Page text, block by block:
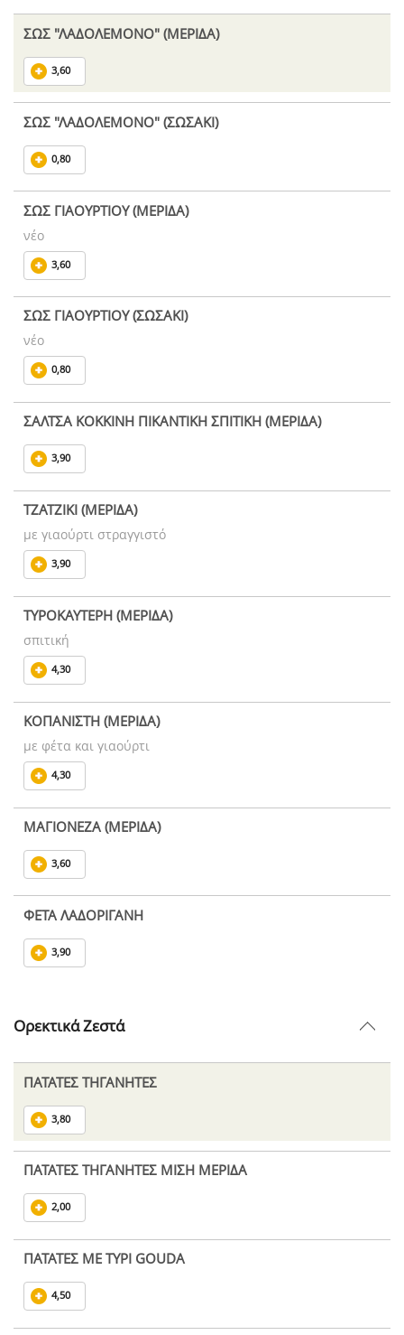
ΣΩΣ "ΛΑΔΟΛΕΜΟΝΟ" (ΜΕΡΙΔΑ)
3,60
ΣΩΣ "ΛΑΔΟΛΕΜΟΝΟ" (ΣΩΣΑΚΙ)
0,80
ΣΩΣ ΓΙΑΟΥΡΤΙΟΥ (ΜΕΡΙΔΑ)
νέο
3,60
ΣΩΣ ΓΙΑΟΥΡΤΙΟΥ (ΣΩΣΑΚΙ)
νέο
0,80
ΣΑΛΤΣΑ ΚΟΚΚΙΝΗ ΠΙΚΑΝΤΙΚΗ ΣΠΙΤΙΚΗ (ΜΕΡΙΔΑ)
3,90
ΤΖΑΤΖΙΚΙ (ΜΕΡΙΔΑ)
με γιαούρτι στραγγιστό
3,90
ΤΥΡΟΚΑΥΤΕΡΗ (ΜΕΡΙΔΑ)
σπιτική
4,30
ΚΟΠΑΝΙΣΤΗ (ΜΕΡΙΔΑ)
με φέτα και γιαούρτι
4,30
ΜΑΓΙΟΝΕΖΑ (ΜΕΡΙΔΑ)
3,60
ΦΕΤΑ ΛΑΔΟΡΙΓΑΝΗ
3,90
Ορεκτικά Ζεστά
ΠΑΤΑΤΕΣ ΤΗΓΑΝΗΤΕΣ
3,80
ΠΑΤΑΤΕΣ ΤΗΓΑΝΗΤΕΣ ΜΙΣΗ ΜΕΡΙΔΑ
2,00
ΠΑΤΑΤΕΣ ΜΕ ΤΥΡΙ GOUDA
4,50